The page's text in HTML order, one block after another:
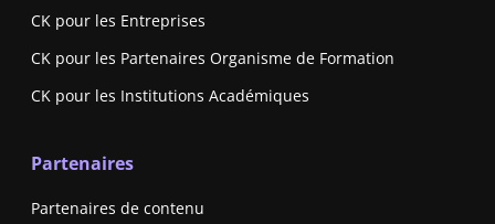
CK pour les Entreprises
CK pour les Partenaires Organisme de Formation
CK pour les Institutions Académiques
Partenaires
Partenaires de contenu